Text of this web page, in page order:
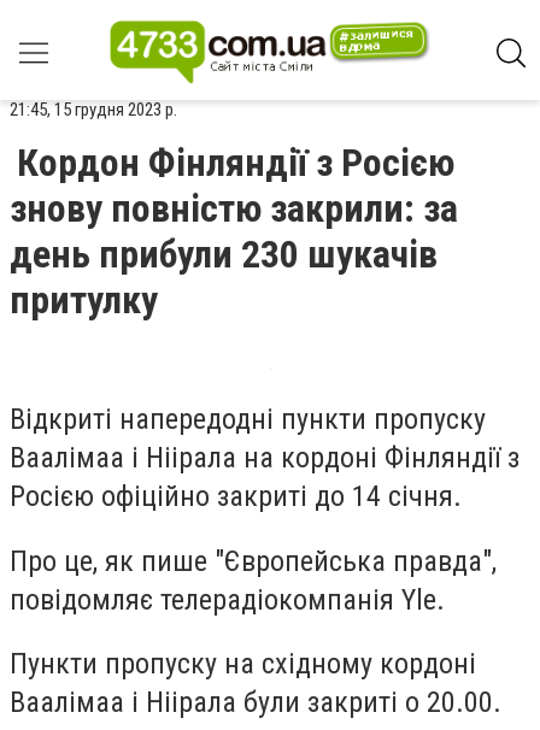
21:45, 15 грудня 2023 р.
Кордон Фінляндії з Росією
знову повністю закрили: за
день прибули 230 шукачів
притулку
Відкриті напередодні пункти пропуску
Ваалімаа і Ніірала на кордоні Фінляндії з
Росією офіційно закриті до 14 січня.
Про це, як пише "Європейська правда",
повідомляє телерадіокомпанія Yle.
Пункти пропуску на східному кордоні
Ваалімаа і Ніірала були закриті о 20.00.